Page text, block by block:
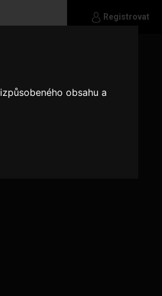
obsahu a
Registrovat